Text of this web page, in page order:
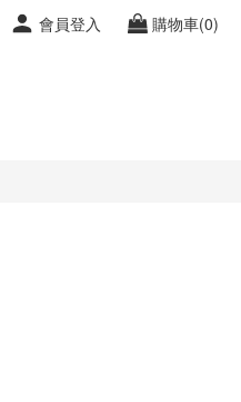
會員登入 購物車(0)
立即購買